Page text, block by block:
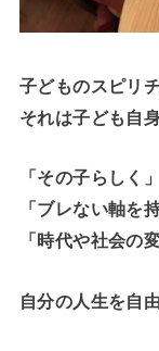
子どものスピリ
それは子ども自
「その子らしく」
「ブレない軸を
「時代や社会の
自分の人生を自